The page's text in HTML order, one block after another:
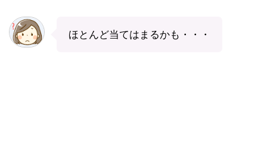
ほとんど当てはまるかも・・・